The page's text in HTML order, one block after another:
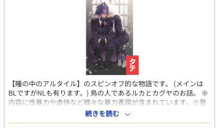
【瞳の中のアルタイル】のスピンオフ的な物語です。 (メインは
BLですがNLも有ります。) 鳥の人であるルカとカグヤのお話。 ※
内容に性暴力や虐待など様々な暴力表現が含まれています。※登
録非推奨です。好きな方だけ読んで下さい。これ等の表現が苦手
な方はブラウザバック等でのご自衛をお願い致します。
続きを読む